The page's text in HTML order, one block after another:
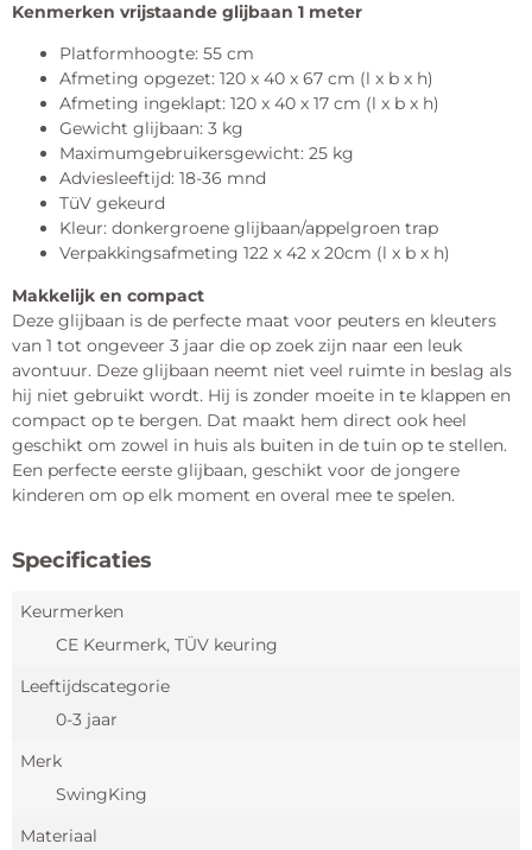
Kenmerken vrijstaande glijbaan 1 meter
Platformhoogte: 55 cm
Afmeting opgezet: 120 x 40 x 67 cm (l x b x h)
Afmeting ingeklapt: 120 x 40 x 17 cm (l x b x h)
Gewicht glijbaan: 3 kg
Maximumgebruikersgewicht: 25 kg
Adviesleeftijd: 18-36 mnd
TüV gekeurd
Kleur: donkergroene glijbaan/appelgroen trap
Verpakkingsafmeting 122 x 42 x 20cm (l x b x h)
Makkelijk en compact
Deze glijbaan is de perfecte maat voor peuters en kleuters
van 1 tot ongeveer 3 jaar die op zoek zijn naar een leuk
avontuur. Deze glijbaan neemt niet veel ruimte in beslag als
hij niet gebruikt wordt. Hij is zonder moeite in te klappen en
compact op te bergen. Dat maakt hem direct ook heel
geschikt om zowel in huis als buiten in de tuin op te stellen.
Een perfecte eerste glijbaan, geschikt voor de jongere
kinderen om op elk moment en overal mee te spelen.
Specificaties
Keurmerken
CE Keurmerk, TÜV keuring
Leeftijdscategorie
0-3 jaar
Merk
SwingKing
Materiaal